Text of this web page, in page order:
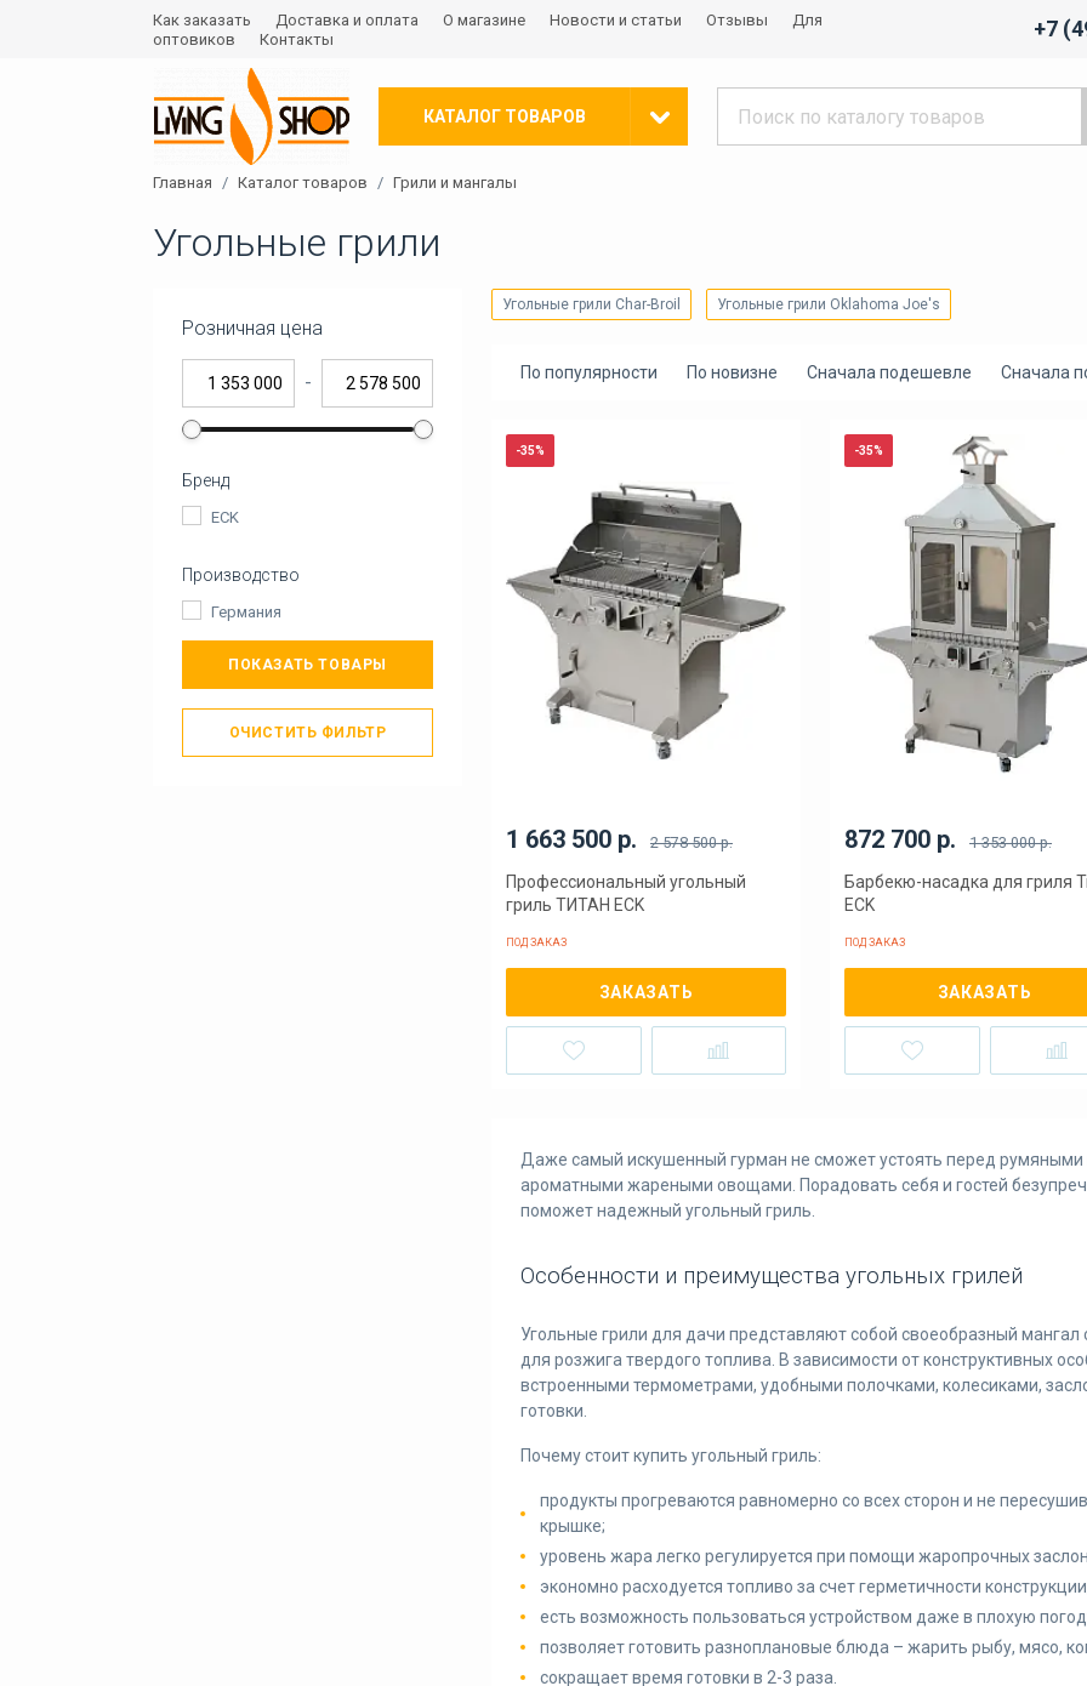
Как заказать Доставка и оплата О магазине Новости и статьи Отзывы
Для
оптовиков
Контакты +7
КАТАЛОГ ТОВАРОВ
Главная Каталог товаров Грили и мангалы
Угольные грили
Розничная цена
-
Бренд
ECK
Производство
Германия
ПОКАЗАТЬ ТОВАРЫ
ОЧИСТИТЬ ФИЛЬТР
Угольные грили Char-Broil Угольные грили Oklahoma Joe's
По популярности По новизне Сначала подешевле Сначала
1 663 500 р. 2 578 500 р.
Профессиональный угольный
гриль ТИТАН ECK
ПОД ЗАКАЗ
-35%
ЗАКАЗАТЬ
872 700 р. 1 353 000 р.
Барбекю-насадка для гриля
ECK
ПОД ЗАКАЗ
-35%
ЗАКАЗАТЬ
Даже самый искушенный гурман не сможет устоять перед
ароматными жареными овощами. Порадовать себя и гостей
поможет надежный угольный гриль.
Особенности и преимущества угольных грилей
Угольные грили для дачи представляют собой своеобразный
для розжига твердого топлива. В зависимости от конструктивных
встроенными термометрами, удобными полочками, колесиками,
готовки.
Почему стоит купить угольный гриль:
продукты прогреваются равномерно со всех сторон и не
крышке;
уровень жара легко регулируется при помощи жаропрочных
экономно расходуется топливо за счет герметичности
есть возможность пользоваться устройством даже в плохую
позволяет готовить разноплановые блюда – жарить рыбу, мясо,
сокращает время готовки в 2-3 раза.